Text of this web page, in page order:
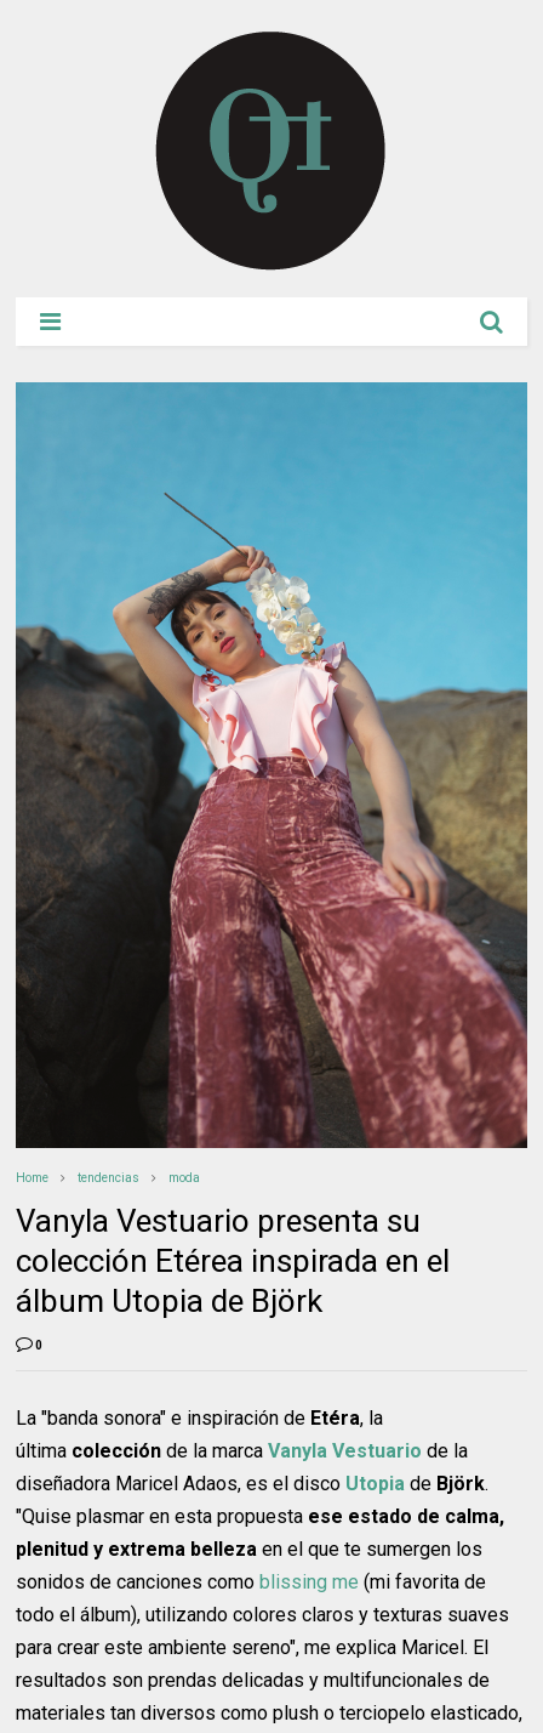
Home tendencias moda
Vanyla Vestuario presenta su
colección Etérea inspirada en el
álbum Utopia de Björk
0
La "banda sonora" e inspiración de Etéra, la
última colección de la marcaVanyla Vestuario de la
diseñadora Maricel Adaos, es el disco Utopia de Björk.
"Quise plasmar en esta propuesta ese estado de calma,
plenitud y extrema belleza en el que te sumergen los
sonidos de canciones como blissing me (mi favorita de
todo el álbum), utilizando colores claros y texturas suaves
para crear este ambiente sereno", me explica Maricel. El
resultados son prendas delicadas y multifuncionales de
materiales tan diversos como plush o terciopelo elasticado,